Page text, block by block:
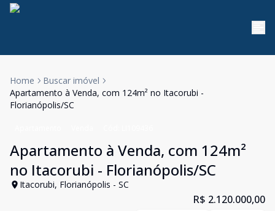
Home
Buscar imóvel
Apartamento à Venda, com 124m² no Itacorubi -
Florianópolis/SC
Apartamento à Venda, com 124m²
no Itacorubi - Florianópolis/SC
Itacorubi, Florianópolis - SC
R$ 2.120.000,00